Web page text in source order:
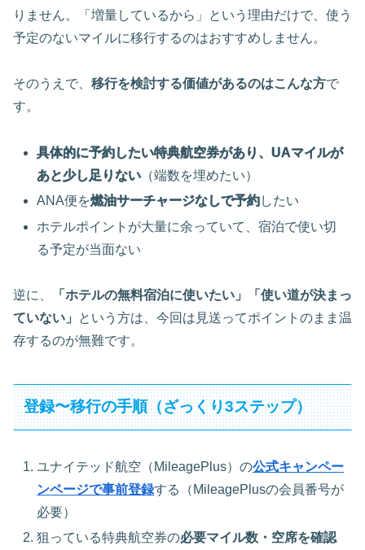
りません。「増量しているから」という理由だけで、使う
予定のないマイルに移行するのはおすすめしません。
そのうえで、 移行を検討する価値があるのはこんな方で
す。
具体的に予約したい特典航空券があり、UAマイルが
あと少し足りない （端数を埋めたい）
ANA便を燃油サーチャージなしで予約したい
ホテルポイントが大量に余っていて、宿泊で使い切
る予定が当面ない
逆に、
「ホテルの無料宿泊に使いたい」「使い道が決まっ
ていない」
という方は、今回は見送ってポイントのまま温
存するのが無難です。
登録〜移行の手順（ざっくり3ステップ）
ユナイテッド航空（MileagePlus）の公式キャンペー
ンページで事前登録する（MileagePlusの会員番号が
必要）
狙っている特典航空券の必要マイル数・空席を確認